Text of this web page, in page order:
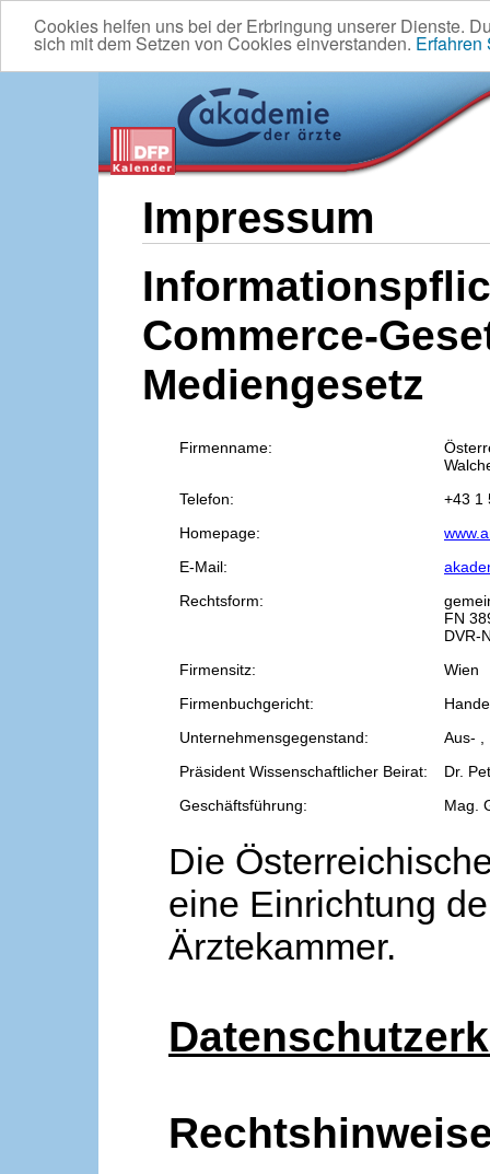
Cookies helfen uns bei der Erbringung unserer Dienste.
sich mit dem Setzen von Cookies einverstanden. Erfahren
Impressum
Commerce-
Mediengesetz
Firmenname:
Telefon:
+43 1
Homepage:
E-Mail:
Rechtsform:
FN
DVR-
Firmensitz:
Wien
Firmenbuchgericht:
Unternehmensgegenstand:
Aus- ,
Präsident Wissenschaftlicher Beirat:
Dr.
Geschäftsführung:
Mag.
Die
eine Einrichtung
Ärztekammer.